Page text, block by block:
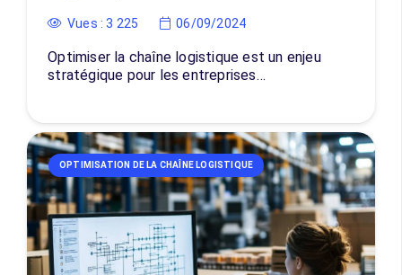
Vues :3 225 06/09/2024
Optimiser la chaîne logistique est un enjeu
stratégique pour les entreprises…
OPTIMISATION DE LA CHAÎNE LOGISTIQUE